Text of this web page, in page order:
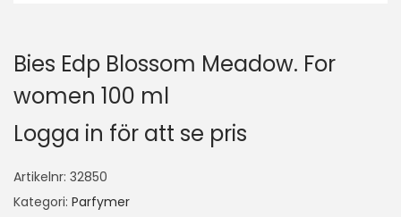
Bies Edp Blossom Meadow. For
women 100 ml
Logga in för att se pris
Artikelnr: 32850
Kategori: Parfymer